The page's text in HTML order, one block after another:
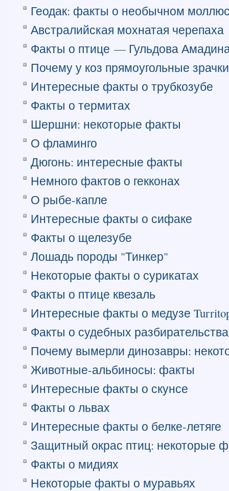
Геодак: факты о необычном
Австралийская мохнатая черепаха
Факты о птице — Гульдова
Почему у коз прямоугольные зрачки
Интересные факты о трубкозубе
Факты о термитах
Шершни: некоторые факты
О фламинго
Дюгонь: интересные факты
Немного фактов о гекконах
О рыбе-капле
Интересные факты о сифаке
Факты о щелезубе
Лошадь породы "Тинкер"
Некоторые факты о сурикатах
Факты о птице квезаль
Интересные факты о медузе
Факты о судебных
Почему вымерли динозавры:
Животные-альбиносы: факты
Интересные факты о скунсе
Факты о львах
Интересные факты о белке-летяге
Защитный окрас птиц: некоторые
Факты о мидиях
Некоторые факты о муравьях